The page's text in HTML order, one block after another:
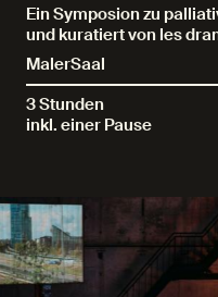
Ein Symposion zu
und kuratiert von les
MalerSaal
3 Stunden
inkl. einer Pause